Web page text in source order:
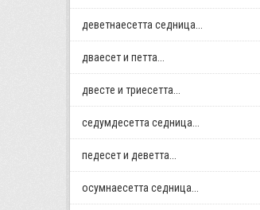
деветнаесетта седница...
дваесет и петта...
двестe и триесетта...
седумдесетта седница...
педесет и деветта...
осумнaесетта седница...